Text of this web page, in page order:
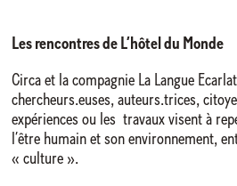
Les rencontres de L’hôtel du Monde
Circa et la compagnie La Langue
chercheurs.euses, auteurs.trices,
expériences ou les travaux visent à
l’être humain et son environnement,
« culture ».